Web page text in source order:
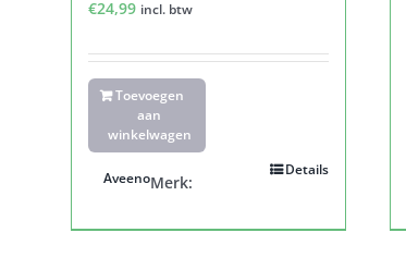
€24,99 incl. btw
Toevoegen
aan
winkelwagen
Details
Merk:
Aveeno